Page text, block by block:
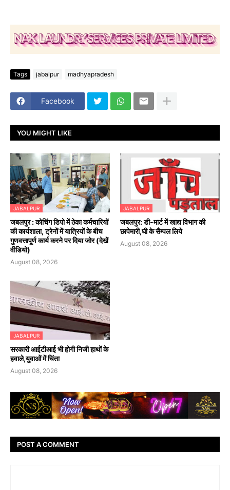
Tags jabalpur madhyapradesh
Facebook
YOU MIGHT LIKE
JABALPUR
जबलपुर : कोचिंग डिपो में ठेका कर्मचारियों
की कार्यशाला, ट्रेनों में यात्रियों के बीच
गुणवत्तापूर्ण कार्य करने पर दिया जोर (देखें
वीडियो)
August 08, 2026
JABALPUR
जबलपुर: डी-मार्ट में खाद्य विभाग की
छापेमारी,घी के सैम्पल लिये
August 08, 2026
JABALPUR
सरकारी आईटीआई भी होगी निजी हाथों के
हवाले,युवाओं में चिंता
August 08, 2026
POST A COMMENT